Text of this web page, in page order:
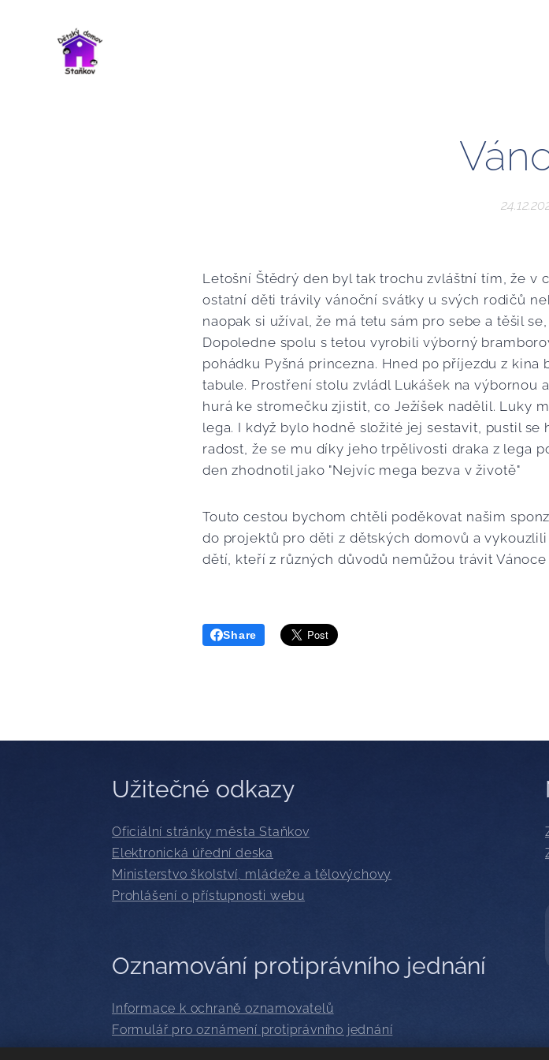
Letošní Štědrý den byl tak trochu zvláštní tím, že v
ostatní děti trávily vánoční svátky u svých rodičů
naopak si užíval, že má tetu sám pro sebe a těšil
Dopoledne spolu s tetou vyrobili výborný
pohádku Pyšná princezna. Hned po příjezdu z
tabule. Prostření stolu zvládl Lukášek na výbornou
hurá ke stromečku zjistit, co Ježíšek nadělil. Luky
lega. I když bylo hodně složité jej sestavit, pustil
radost, že se mu díky jeho trpělivosti draka z lega
den zhodnotil jako "Nejvíc mega bezva v životě"
Touto cestou bychom chtěli poděkovat našim
do projektů pro děti z dětských domovů a
dětí, kteří z různých důvodů nemůžou trávit
Share
Užitečné odkazy
Oficiální stránky města Staňkov
Elektronická úřední deska
Ministerstvo školství, mládeže a tělovýchovy
Prohlášení o přístupnosti webu
Oznamování protiprávního jednání
Informace k ochraně oznamovatelů
Formulář pro oznámení protiprávního jednání